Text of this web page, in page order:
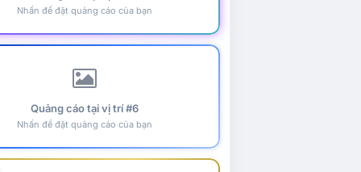
Nhấn để đặt quảng cáo của bạn
Quảng cáo tại vị trí #6
Nhấn để đặt quảng cáo của bạn